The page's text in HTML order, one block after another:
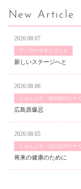
New Article
2026.08.07
アンガーマネジメント
新しいステージへと
2026.08.06
じゅんぶろ・ほのぼのとーく
広島原爆忌
2026.08.05
じゅんぶろ・ほのぼのとーく
将来の健康のために